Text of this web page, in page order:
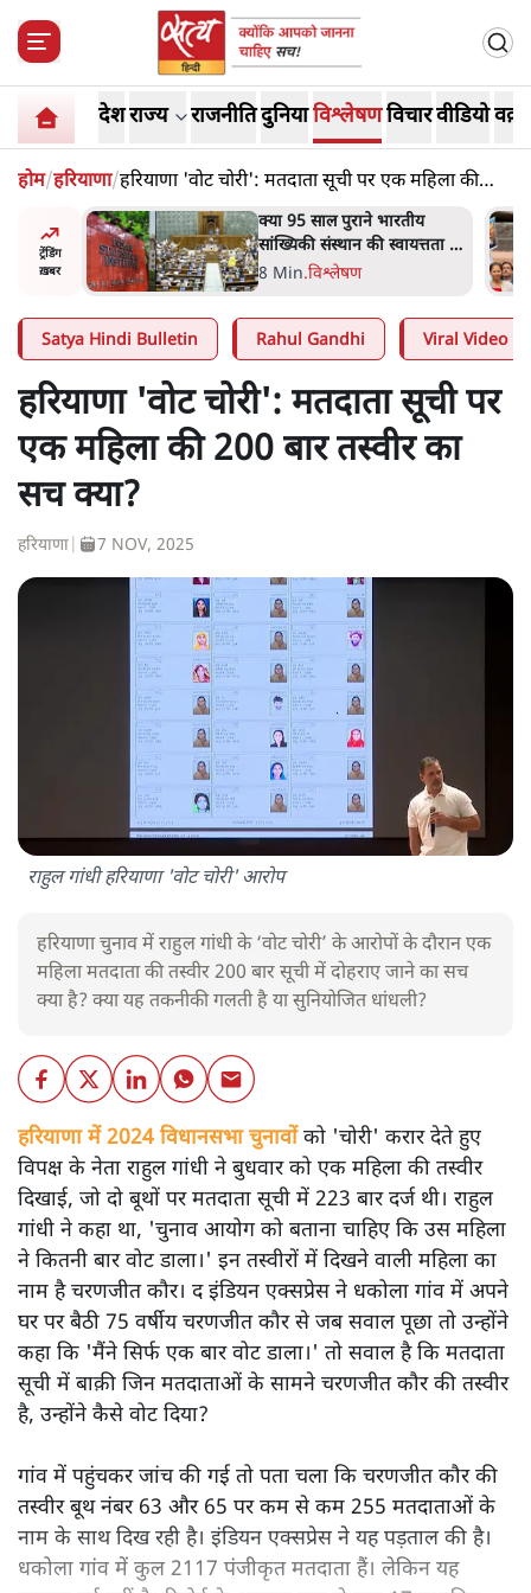
देशराज्य राजनीतिदुनियाविश्लेषणविचारवीडियो
होम/हरियाणा/हरियाणा 'वोट चोरी': मतदाता सूची पर एक महिला की
200 बार तस्वीर का सच क्या?
ट्रेंडिंग
ख़बर
पर
शाह के ख़िलाफ़ संसद में विपक्ष का
मार्च, 'गृह मंत्री मुंह छुपा रहे हैं
क्योंकि वो छात्रों के गुनहगार हैं'
5 Min.देश
Satya Hindi Bulletin Rahul Gandhi Viral Video
हरियाणा 'वोट चोरी': मतदाता सूची पर
एक महिला की 200 बार तस्वीर का
सच क्या?
हरियाणा 7 NOV, 2025
राहुल गांधी हरियाणा 'वोट चोरी' आरोप
हरियाणा चुनाव में राहुल गांधी के ‘वोट चोरी’ के आरोपों के दौरान एक
महिला मतदाता की तस्वीर 200 बार सूची में दोहराए जाने का सच
क्या है? क्या यह तकनीकी गलती है या सुनियोजित धांधली?
हरियाणा में 2024 विधानसभा चुनावोंको 'चोरी' करार देते हुए
विपक्ष के नेता राहुल गांधी ने बुधवार को एक महिला की तस्वीर
दिखाई, जो दो बूथों पर मतदाता सूची में 223 बार दर्ज थी। राहुल
गांधी ने कहा था, 'चुनाव आयोग को बताना चाहिए कि उस महिला
ने कितनी बार वोट डाला।' इन तस्वीरों में दिखने वाली महिला का
नाम है चरणजीत कौर। द इंडियन एक्सप्रेस ने धकोला गांव में अपने
घर पर बैठी 75 वर्षीय चरणजीत कौर से जब सवाल पूछा तो उन्होंने
कहा कि 'मैंने सिर्फ एक बार वोट डाला।' तो सवाल है कि मतदाता
सूची में बाक़ी जिन मतदाताओं के सामने चरणजीत कौर की तस्वीर
है, उन्होंने कैसे वोट दिया?
गांव में पहुंचकर जांच की गई तो पता चला कि चरणजीत कौर की
तस्वीर बूथ नंबर 63 और 65 पर कम से कम 255 मतदाताओं के
नाम के साथ दिख रही है। इंडियन एक्सप्रेस ने यह पड़ताल की है।
धकोला गांव में कुल 2117 पंजीकृत मतदाता हैं। लेकिन यह